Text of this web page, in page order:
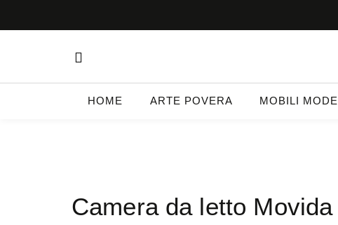
HOME ARTE POVERA MOBILI
Camera da letto Movida